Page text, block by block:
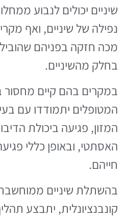
שיניים יכולים לנבוע
נפילה של שיניים, ואף
מכה חזקה בפניהם
בחלק מהשיניים.
במקרים בהם קיים מחסור
המטופלים יתמודדו עם
המזון, פגיעה ביכולת
האסתטי, ובאופן כללי
חייהם.
בהשתלת שיניים
קונבנציונלית, יתבצע